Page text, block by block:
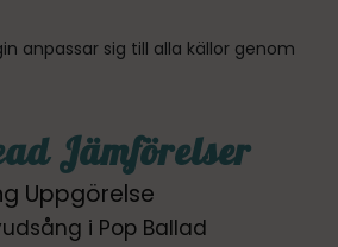
anpassar sig till alla källor genom
Jämförelser
Uppgörelse
i Pop Ballad